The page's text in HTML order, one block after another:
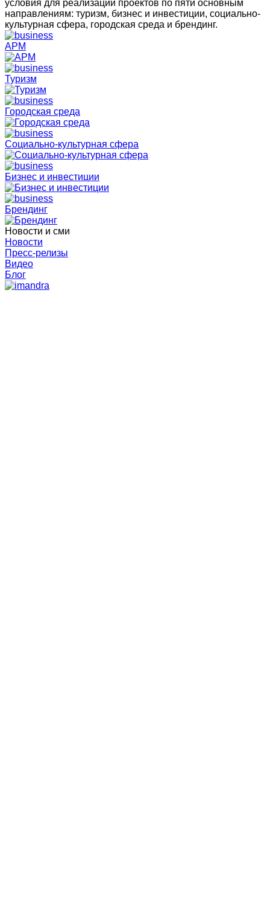
условия для реализации проектов по пяти основным
направлениям: туризм, бизнес и инвестиции, социально-
культурная сфера, городская среда и брендинг.
АРМ
Туризм
Городская среда
Социально-культурная сфера
Бизнес и инвестиции
Брендинг
Новости и сми
Новости
Пресс-релизы
Видео
Блог